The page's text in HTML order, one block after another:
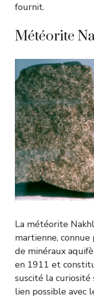
fournit.
Météorite
La météorite
martienne,
de minéraux
en 1911 et
suscité la curiosité
lien possible avec